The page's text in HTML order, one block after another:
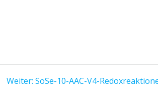
Weiter: Nächster
SoSe-10-AAC-V4-